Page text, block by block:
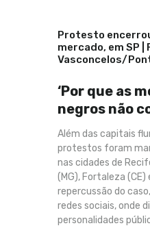
Protesto
mercado, em SP |
Vasconcelos/
‘Por que as
negros não
Além das capitais
protestos foram
nas cidades de
(MG), Fortaleza
repercussão do
redes sociais, onde
personalidades